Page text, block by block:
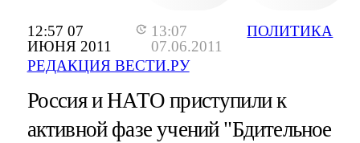
12:57 07
ИЮНЯ 2011
13:07
07.06.2011
РЕДАКЦИЯ ВЕСТИ.РУ
ПОЛИТИКА
Россия и НАТО приступили к
активной фазе учений "Бдительное